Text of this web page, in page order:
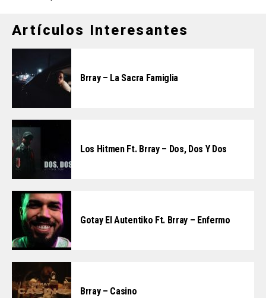
Artículos Interesantes
Brray – La Sacra Famiglia
Los Hitmen Ft. Brray – Dos, Dos Y Dos
Gotay El Autentiko Ft. Brray – Enfermo
Brray – Casino